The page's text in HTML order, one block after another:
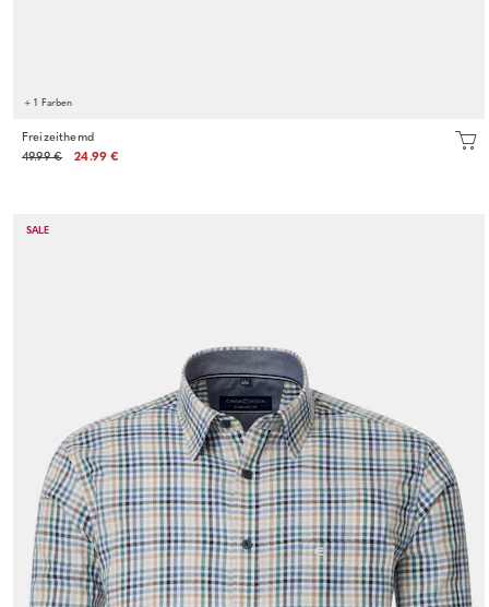
+ 1 Farben
Freizeithemd
49.99 €
24.99 €
SALE